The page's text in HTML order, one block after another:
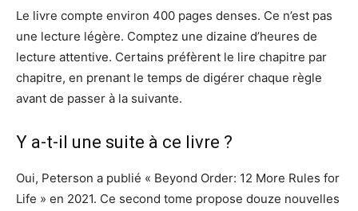
Le livre compte environ 400 pages denses. Ce n’est pas
une lecture légère. Comptez une dizaine d’heures de
lecture attentive. Certains préfèrent le lire chapitre par
chapitre, en prenant le temps de digérer chaque règle
avant de passer à la suivante.
Y a-t-il une suite à ce livre ?
Oui, Peterson a publié « Beyond Order: 12 More Rules for
Life » en 2021. Ce second tome propose douze nouvelles